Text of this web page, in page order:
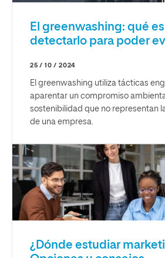
El greenwashing: qué
detectarlo para poder
25 / 10 / 2024
El greenwashing utiliza tácticas
aparentar un compromiso
sostenibilidad que no representan
de una empresa.
¿Dónde estudiar